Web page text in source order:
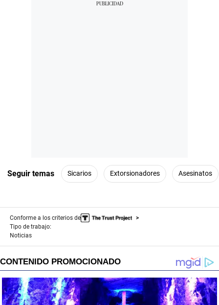
Seguir temas Sicarios Extorsionadores Asesinatos
Conforme a los criterios de
Tipo de trabajo:
Noticias